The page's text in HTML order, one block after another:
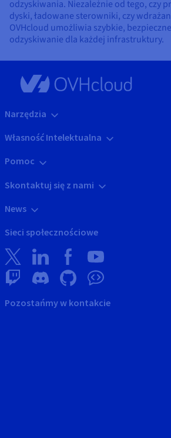
odzyskiwania. Niezależnie od tego, czy
dyski, ładowane sterowniki, czy
OVHcloud umożliwia szybkie,
odzyskiwanie dla każdej infrastruktury.
Narzędzia
Własność Intelektualna
Pomoc
Skontaktuj się z nami
News
Sieci społecznościowe
Pozostańmy w kontakcie